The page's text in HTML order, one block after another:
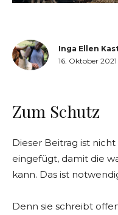
Inga Ellen
16. Oktober 2021
Zum Schutz
Dieser Beitrag ist
eingefügt, damit die
kann. Das ist
Denn sie schreibt